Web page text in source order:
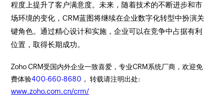
程度上提升了客户满意度。未来，随着技术的不断进步和市
场环境的变化，CRM蓝图将继续在企业数字化转型中扮演关
键角色。通过精心设计和实施，企业可以在竞争中占据有利
位置，取得长期成功。
Zoho CRM受国内外企业一致喜爱，专业CRM系统厂商，欢迎免
费体验400-660-8680 ， 转载请注明出处:
www.zoho.com.cn/crm/